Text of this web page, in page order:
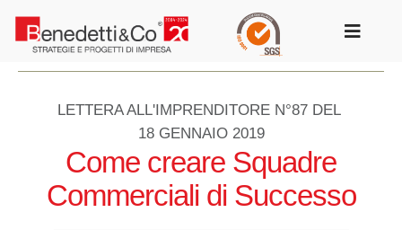
contenuto
Toggle
LETTERA ALL'IMPRENDITORE N°87 DEL
18 GENNAIO 2019
Come creare Squadre
Commerciali di Successo